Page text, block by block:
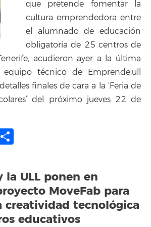
que pretende fomentar la
cultura emprendedora entre
el alumnado de educación
obligatoria de 25 centros de
acudieron ayer a la última
técnico de Emprende.ull
finales de cara a la ‘Feria de
del próximo jueves 22 de
la ULL ponen en
MoveFab para
creatividad tecnológica
educativos